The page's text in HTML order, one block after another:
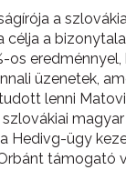
a
célja a
üzenetek,
lenni
Hedivg-ügy